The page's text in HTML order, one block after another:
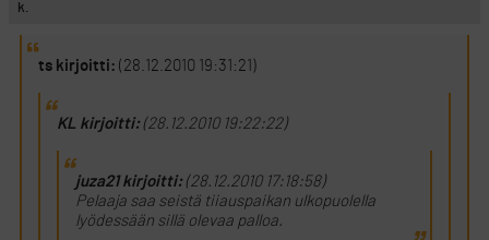
k.
ts kirjoitti: (28.12.2010 19:31:21)
KL kirjoitti:(28.12.2010 19:22:22)
juza21 kirjoitti:(28.12.2010 17:18:58)
Pelaaja saa seistä tiiauspaikan ulkopuolella
lyödessään sillä olevaa palloa.